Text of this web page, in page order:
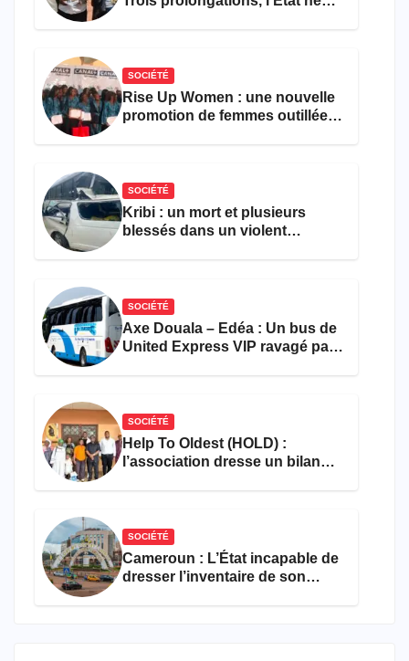
SOCIÉTÉ
Rise Up Women : une nouvelle
promotion de femmes outillées
SOCIÉTÉ
Kribi : un mort et plusieurs
blessés dans un violent
SOCIÉTÉ
Axe Douala – Edéa : Un bus de
United Express VIP ravagé par
SOCIÉTÉ
Help To Oldest (HOLD) :
l’association dresse un bilan
SOCIÉTÉ
Cameroun : L’État incapable de
dresser l’inventaire de son